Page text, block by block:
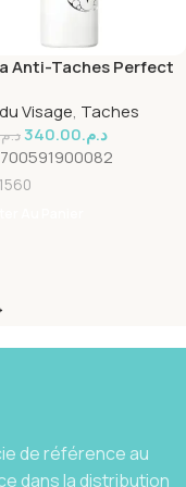
Anti-Taches Perfect
Visage, Taches
د.م.340.00
de référence au
dans la distribution